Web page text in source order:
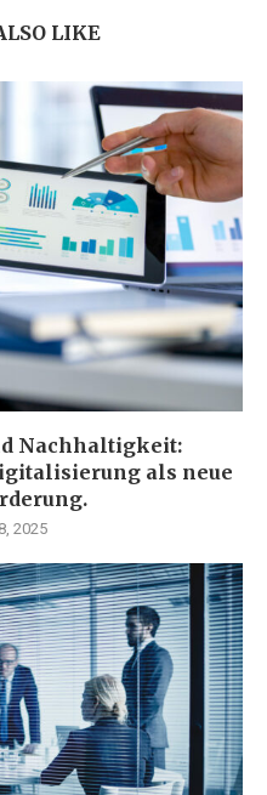
LIKE
Nachhaltigkeit:
als neue
2025